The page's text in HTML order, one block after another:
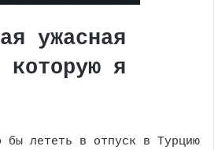
ужасная
которую я
бы лететь в отпуск в Турцию